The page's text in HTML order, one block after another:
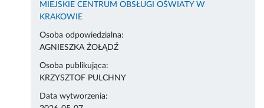
MIEJSKIE CENTRUM OBSŁUGI OŚWIATY W
KRAKOWIE
Osoba odpowiedzialna:
AGNIESZKA ŻOŁĄDŹ
Osoba publikująca:
KRZYSZTOF PULCHNY
Data wytworzenia: